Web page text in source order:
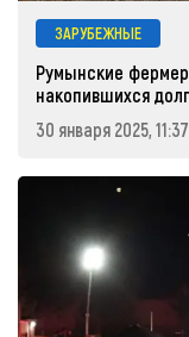
ЗАРУБЕЖНЫЕ
Румынские
накопившихся
30 января 2025, 11:37